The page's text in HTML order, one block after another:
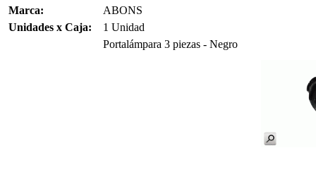
Marca:
ABONS
Unidades x Caja:
1 Unidad
Portalámpara 3 piezas - Negro